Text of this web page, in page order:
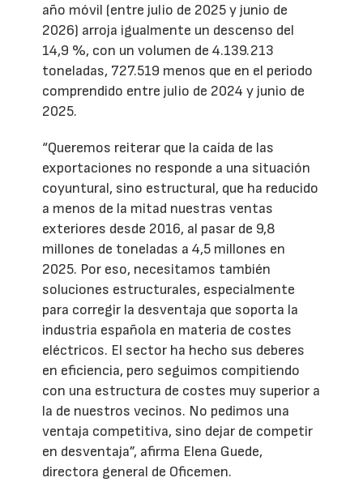
año móvil (entre julio de 2025 y junio de
2026) arroja igualmente un descenso del
14,9 %, con un volumen de 4.139.213
toneladas, 727.519 menos que en el periodo
comprendido entre julio de 2024 y junio de
2025.
“Queremos reiterar que la caída de las
exportaciones no responde a una situación
coyuntural, sino estructural, que ha reducido
a menos de la mitad nuestras ventas
exteriores desde 2016, al pasar de 9,8
millones de toneladas a 4,5 millones en
2025. Por eso, necesitamos también
soluciones estructurales, especialmente
para corregir la desventaja que soporta la
industria española en materia de costes
eléctricos. El sector ha hecho sus deberes
en eficiencia, pero seguimos compitiendo
con una estructura de costes muy superior a
la de nuestros vecinos. No pedimos una
ventaja competitiva, sino dejar de competir
en desventaja”, afirma Elena Guede,
directora general de Oficemen.